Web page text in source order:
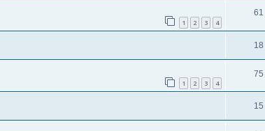
1 2 3 4
61
18
1 2 3 4
75
15